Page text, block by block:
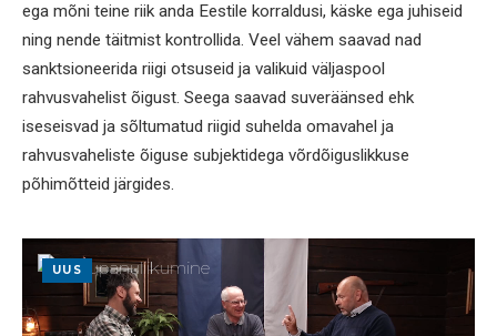
ega mõni teine riik anda Eestile korraldusi, käske ega juhiseid
ning nende täitmist kontrollida. Veel vähem saavad nad
sanktsioneerida riigi otsuseid ja valikuid väljaspool
rahvusvahelist õigust. Seega saavad suveräänsed ehk
iseseisvad ja sõltumatud riigid suhelda omavahel ja
rahvusvaheliste õiguse subjektidega võrdõiguslikkuse
põhimõtteid järgides.
UUS